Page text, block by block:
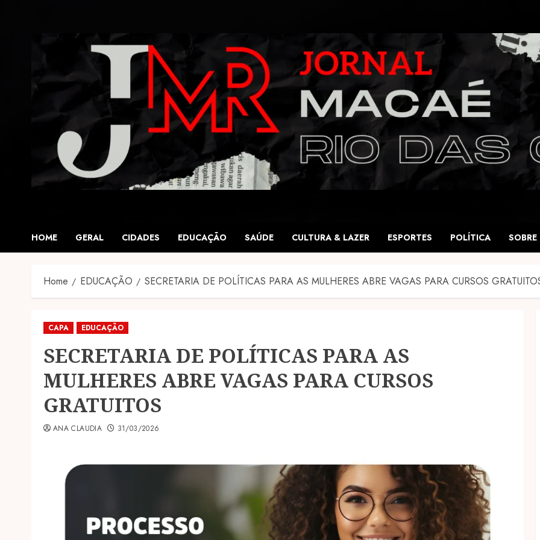
HOME GERAL CIDADES EDUCAÇÃO SAÚDE CULTURA & LAZER ESPORTES POLÍTICA
Home EDUCAÇÃO SECRETARIA DE POLÍTICAS PARA AS MULHERES ABRE VAGAS PARA CURSOS
CAPA EDUCAÇÃO
SECRETARIA DE POLÍTICAS PARA AS
MULHERES ABRE VAGAS PARA CURSOS
GRATUITOS
ANA CLAUDIA 31/03/2026